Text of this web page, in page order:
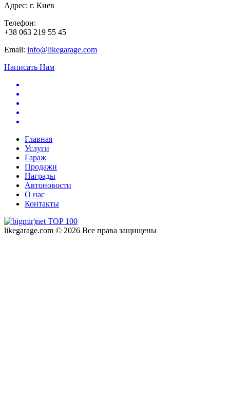
Адрес: г. Киев
Телефон:
+38 063 219 55 45
Email: info@likegarage.com
Написать Нам
Главная
Услуги
Гараж
Продажи
Награды
Автоновости
О нас
Контакты
likegarage.com © 2026 Все права защищены